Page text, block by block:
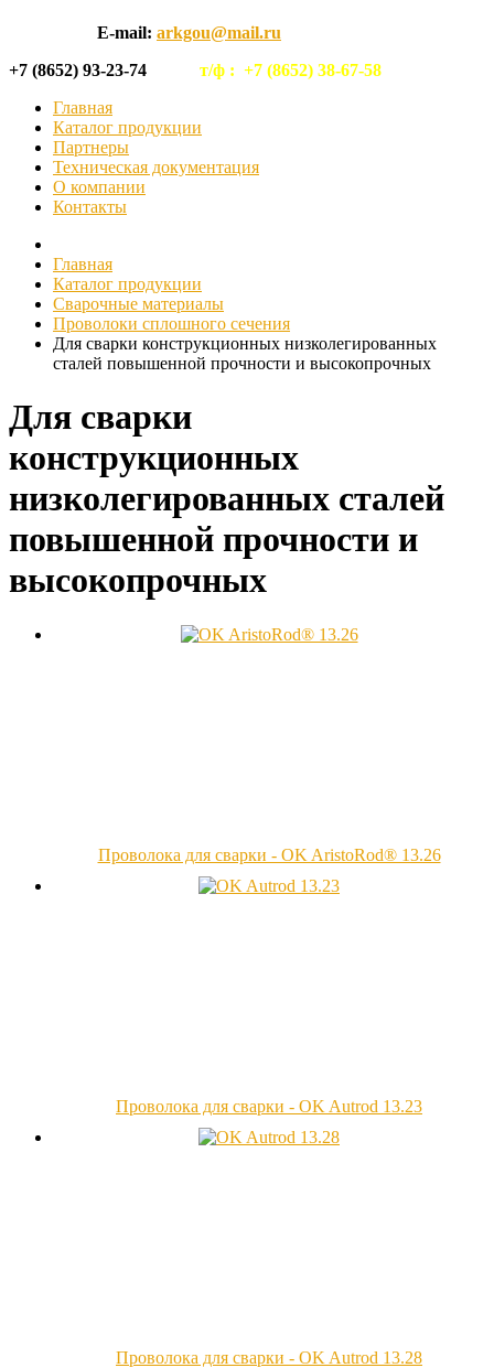
E-mail: arkgou@mail.ru
+7 (8652) 93-23-74 т/ф : +7 (8652) 38-67-58
Главная
Каталог продукции
Партнеры
Техническая документация
О компании
Контакты
Главная
Каталог продукции
Сварочные материалы
Проволоки сплошного сечения
Для сварки конструкционных низколегированных
сталей повышенной прочности и высокопрочных
Для сварки
конструкционных
низколегированных сталей
повышенной прочности и
высокопрочных
Проволока для сварки - OK AristoRod® 13.26
Проволока для сварки - OK Autrod 13.23
Проволока для сварки - OK Autrod 13.28